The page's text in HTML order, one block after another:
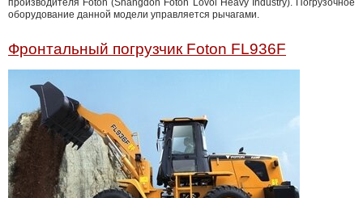
производителя Foton (Shangdon Foton Lovol Heavy Industry). Погрузочное
оборудование данной модели управляется рычагами.
Фронтальный погрузчик Foton FL936F